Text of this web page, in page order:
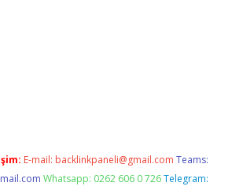
E-mail: backlinkpaneli@gmail.com Teams:
Whatsapp: 0262 606 0 726 Telegram: